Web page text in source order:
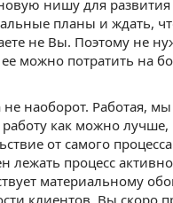
нишу для
планы и ждать,
не Вы. Поэтому не
можно потратить на
наоборот. Работая,
как можно
от самого
лежать процесс
материальному
клиентов, Вы скоро